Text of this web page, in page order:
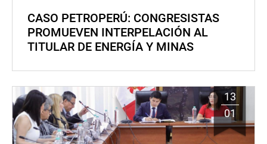
CASO PETROPERÚ: CONGRESISTAS
PROMUEVEN INTERPELACIÓN AL
TITULAR DE ENERGÍA Y MINAS
13
01